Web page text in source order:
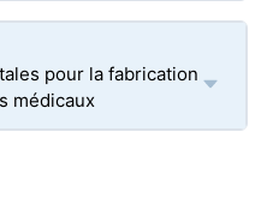
pour la fabrication
médicaux